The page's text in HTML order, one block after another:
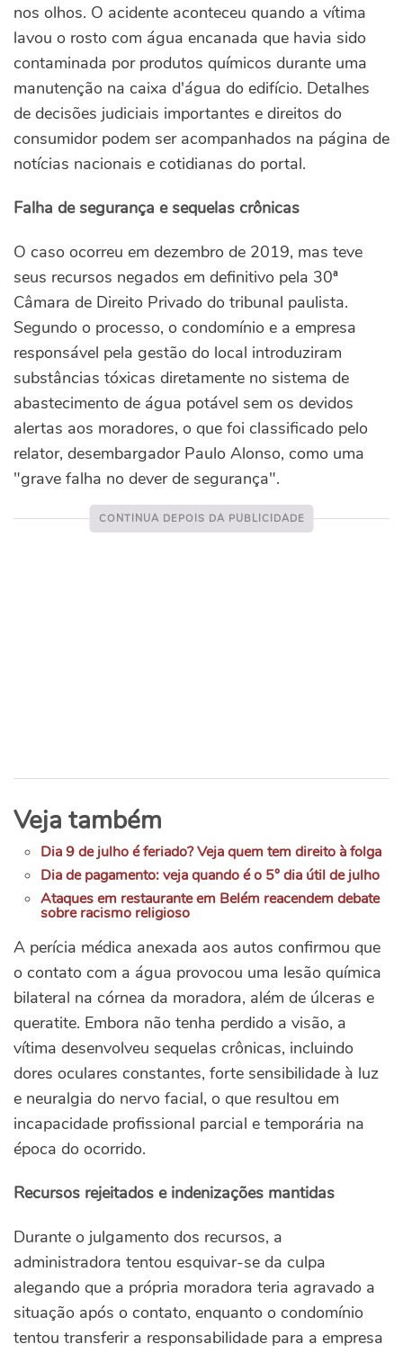
nos olhos. O acidente aconteceu quando a vítima
lavou o rosto com água encanada que havia sido
contaminada por produtos químicos durante uma
manutenção na caixa d'água do edifício. Detalhes
de decisões judiciais importantes e direitos do
consumidor podem ser acompanhados na página de
notícias nacionais e cotidianas do portal.
Falha de segurança e sequelas crônicas
O caso ocorreu em dezembro de 2019, mas teve
seus recursos negados em definitivo pela 30ª
Câmara de Direito Privado do tribunal paulista.
Segundo o processo, o condomínio e a empresa
responsável pela gestão do local introduziram
substâncias tóxicas diretamente no sistema de
abastecimento de água potável sem os devidos
alertas aos moradores, o que foi classificado pelo
relator, desembargador Paulo Alonso, como uma
"grave falha no dever de segurança".
Veja também
Dia 9 de julho é feriado? Veja quem tem direito à folga
Dia de pagamento: veja quando é o 5° dia útil de julho
Ataques em restaurante em Belém reacendem debate
sobre racismo religioso
A perícia médica anexada aos autos confirmou que
o contato com a água provocou uma lesão química
bilateral na córnea da moradora, além de úlceras e
queratite. Embora não tenha perdido a visão, a
vítima desenvolveu sequelas crônicas, incluindo
dores oculares constantes, forte sensibilidade à luz
e neuralgia do nervo facial, o que resultou em
incapacidade profissional parcial e temporária na
época do ocorrido.
Recursos rejeitados e indenizações mantidas
Durante o julgamento dos recursos, a
administradora tentou esquivar-se da culpa
alegando que a própria moradora teria agravado a
situação após o contato, enquanto o condomínio
tentou transferir a responsabilidade para a empresa